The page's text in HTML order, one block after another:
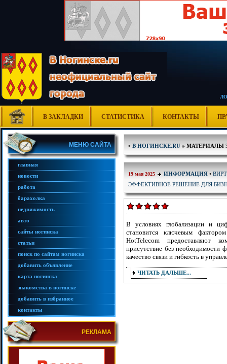
В ЗАКЛАДКИ СТАТИСТИКА КОНТАКТЫ
МЕНЮ САЙТА
главная
новости
работа
барахолка
недвижимость
авто
сайты ногинска
статьи
поиск по сайтам ногинска
добавить объявление
карта ногинска
знакомства в ногинске
добавить в избранное
контакты
РЕКЛАМА
• В НОГИНСКЕ.RU» МАТЕРИАЛЫ
19 мая 2025 ИНФОРМАЦИЯ •
ЭФФЕКТИВНОЕ РЕШЕНИЕ ДЛЯ
В условиях глобализации и
становится ключевым
HotTelecom предоставляют
присутствие без необходимости
качество связи и гибкость в
ЧИТАТЬ ДАЛЬШЕ...